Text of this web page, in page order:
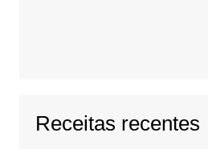
Receitas recentes